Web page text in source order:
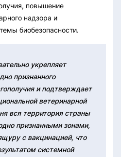
повышение
надзора и
биобезопасности.
укрепляет
признанного
и подтверждает
ветеринарной
вся территория страны
признанными зонами,
с вакцинацией, что
системной